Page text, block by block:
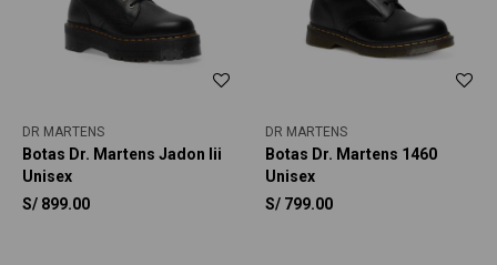
DR MARTENS
Botas Dr. Martens Jadon Iii
Unisex
S/ 899.00
DR MARTENS
Botas Dr. Martens 1460
Unisex
S/ 799.00